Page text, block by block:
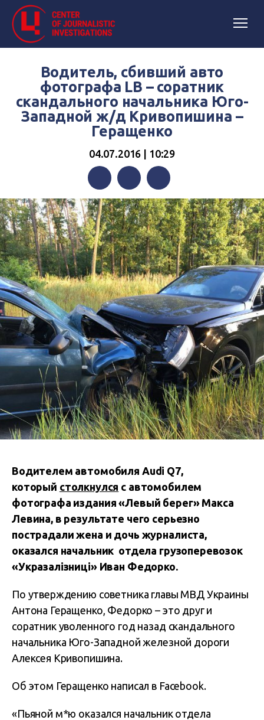
Водитель, сбивший авто
фотографа LB – соратник
скандального начальника Юго-
Западной ж/д Кривопишина –
Геращенко
04.07.2016 | 10:29
FacebookTwitterTelegram
Водителем автомобиля Audi Q7,
который столкнулся с автомобилем
фотографа издания «Левый берег» Макса
Левина, в результате чего серьезно
пострадали жена и дочь журналиста,
оказался начальник отдела грузоперевозок
«Укразалізниці» Иван Федорко.
По утверждению советника главы МВД Украины
Антона Геращенко, Федорко – это друг и
соратник уволенного год назад скандального
начальника Юго-Западной железной дороги
Алексея Кривопишина.
Об этом Геращенко написал в Facebook.
«Пьяной м*ю оказался начальник отдела